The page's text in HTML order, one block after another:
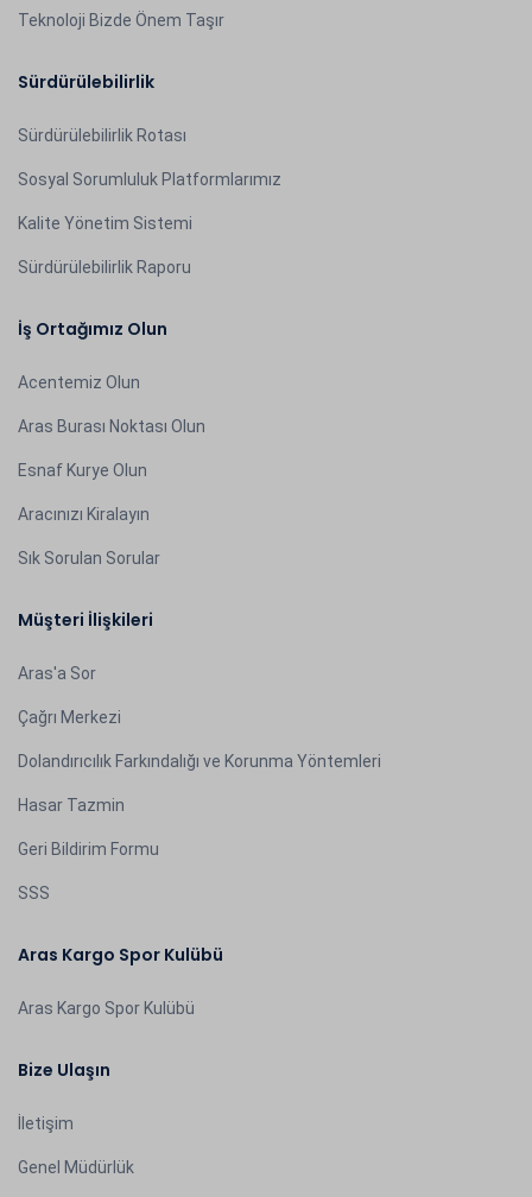
Teknoloji Bizde Önem Taşır
Sürdürülebilirlik
Sürdürülebilirlik Rotası
Sosyal Sorumluluk Platformlarımız
Kalite Yönetim Sistemi
Sürdürülebilirlik Raporu
İş Ortağımız Olun
Acentemiz Olun
Aras Burası Noktası Olun
Esnaf Kurye Olun
Aracınızı Kiralayın
Sık Sorulan Sorular
Müşteri İlişkileri
Aras'a Sor
Çağrı Merkezi
Dolandırıcılık Farkındalığı ve Korunma Yöntemleri
Hasar Tazmin
Geri Bildirim Formu
SSS
Aras Kargo Spor Kulübü
Aras Kargo Spor Kulübü
Bize Ulaşın
İletişim
Genel Müdürlük